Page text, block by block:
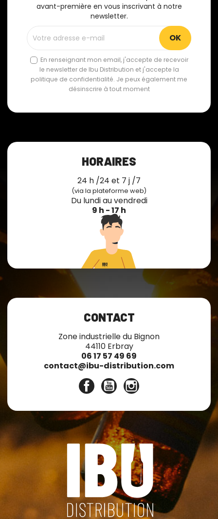
avant-première en vous inscrivant à notre
newsletter.
En renseignant mon email, j'accepte de recevoir
le newsletter de Ibu Distribution et j'accepte la
politique de confidentialité. Je peux également me
désinscrire à tout moment
HORAIRES
24 h /24 et 7 j /7
(via la plateforme web)
Du lundi au vendredi
9 h - 17 h
CONTACT
Zone industrielle du Bignon
44110 Erbray
06 17 57 49 69
contact@ibu-distribution.com
FacebookYouTube